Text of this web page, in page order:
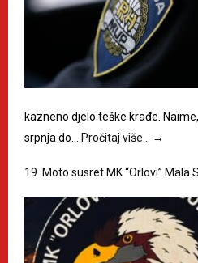
kazneno djelo teške krađe.
srpnja do… Pročitaj više… →
19. Moto susret MK “Orlovi” Mala